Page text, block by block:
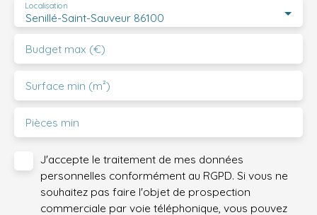
Senillé-Saint-Sauveur 86100
Localisation
Budget max (€)
Surface min (m²)
Pièces min
J'accepte le traitement de mes données
personnelles conformément au RGPD. Si vous ne
souhaitez pas faire l'objet de prospection
commerciale par voie téléphonique, vous pouvez